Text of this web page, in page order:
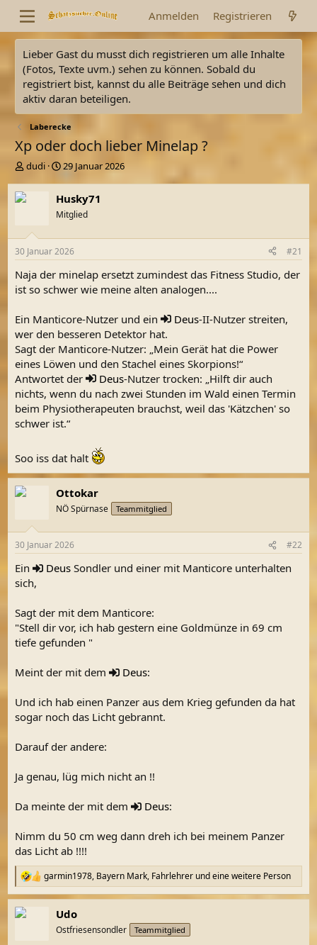
Anmelden Registrieren
Lieber Gast du musst dich registrieren um alle Inhalte
(Fotos, Texte uvm.) sehen zu können. Sobald du
registriert bist, kannst du alle Beiträge sehen und dich
aktiv daran beteiligen.
Laberecke
Xp oder doch lieber Minelap ?
E
t
l
e
dudi
E
t
e
l
t
m
29 Januar 2026
Husky71
Mitglied
30 Januar 2026 #21
Naja der minelap ersetzt zumindest das Fitness Studio, der
ist so schwer wie meine alten analogen....
Ein Manticore-Nutzer und ein Deus-II-Nutzer streiten,
wer den besseren Detektor hat.
Sagt der Manticore-Nutzer: „Mein Gerät hat die Power
eines Löwen und den Stachel eines Skorpions!“
Antwortet der
Deus-Nutzer trocken: „Hilft dir auch
nichts, wenn du nach zwei Stunden im Wald einen Termin
beim Physiotherapeuten brauchst, weil das 'Kätzchen' so
schwer ist.“
Soo iss dat halt
Ottokar
NÖ Spürnase Teammitglied
30 Januar 2026 #22
Ein Deus Sondler und einer mit Manticore unterhalten
sich,
Sagt der mit dem Manticore:
"Stell dir vor, ich hab gestern eine Goldmünze in 69 cm
tiefe gefunden "
Meint der mit dem Deus:
Und ich hab einen Panzer aus dem Krieg gefunden da hat
sogar noch das Licht gebrannt.
Darauf der andere:
Ja genau, lüg mich nicht an !!
Da meinte der mit dem Deus:
Nimm du 50 cm weg dann dreh ich bei meinem Panzer
das Licht ab !!!!
R
e
a
k
garmin1978, Bayern Mark, Fahrlehrer und eine weitere Person
Udo
Ostfriesensondler Teammitglied